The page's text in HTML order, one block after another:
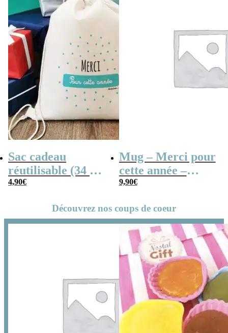
Sac cadeau
réutilisable (34 x
42 x cm) et sa
pour cette année
4,90€
Mug – Merci pour
cette année –
Collection “Dessin
9,90€
Découvrez nos coups de coeur